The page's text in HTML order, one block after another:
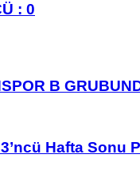
: 0
B
Hafta Sonu